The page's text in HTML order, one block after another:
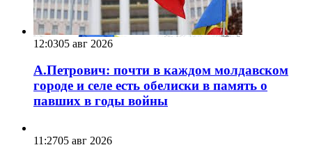
12:0305 авг 2026
А.Петрович: почти в каждом молдавском
городе и селе есть обелиски в память о
павших в годы войны
11:2705 авг 2026